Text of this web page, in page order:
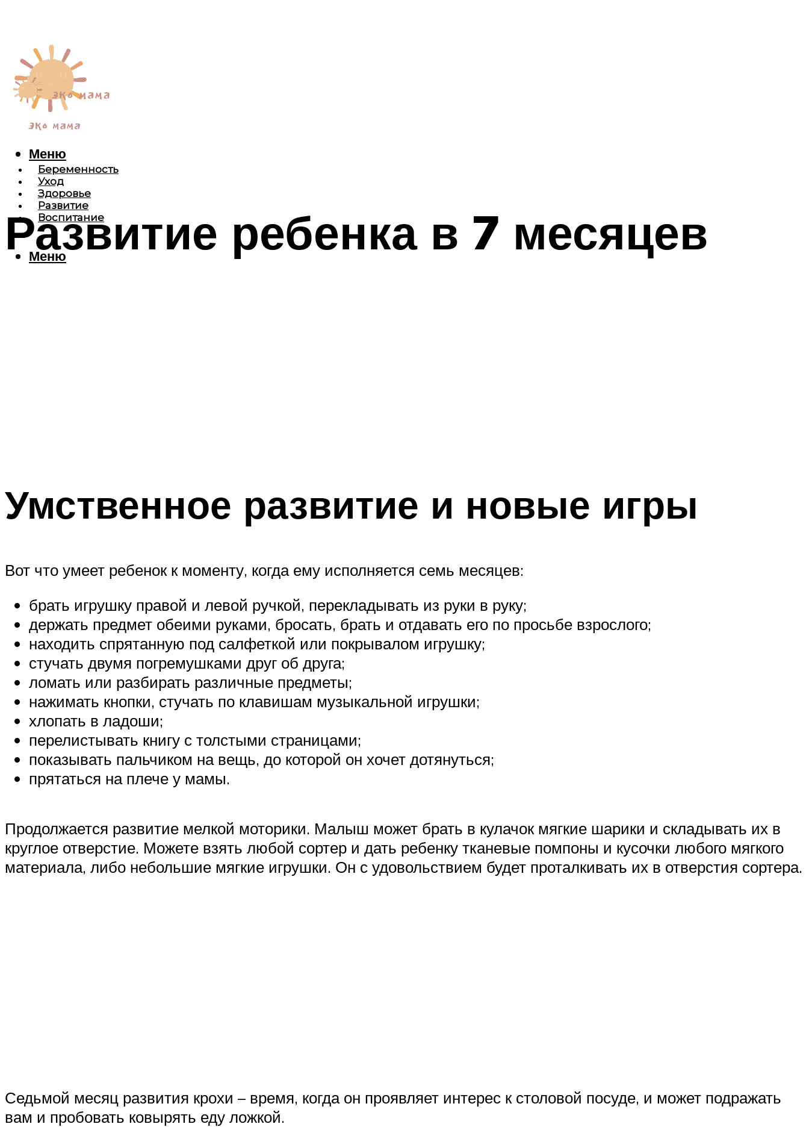
Беременность
Уход
Здоровье
Развитие
Воспитание
Меню
Меню
Развитие ребенка в 7 месяцев
Умственное развитие и новые игры
Вот что умеет ребенок к моменту, когда ему исполняется семь месяцев:
брать игрушку правой и левой ручкой, перекладывать из руки в руку;
держать предмет обеими руками, бросать, брать и отдавать его по просьбе взрослого;
находить спрятанную под салфеткой или покрывалом игрушку;
стучать двумя погремушками друг об друга;
ломать или разбирать различные предметы;
нажимать кнопки, стучать по клавишам музыкальной игрушки;
хлопать в ладоши;
перелистывать книгу с толстыми страницами;
показывать пальчиком на вещь, до которой он хочет дотянуться;
прятаться на плече у мамы.
Продолжается развитие мелкой моторики. Малыш может брать в кулачок мягкие шарики и складывать их в
круглое отверстие. Можете взять любой сортер и дать ребенку тканевые помпоны и кусочки любого мягкого
материала, либо небольшие мягкие игрушки. Он с удовольствием будет проталкивать их в отверстия сортера.
Седьмой месяц развития крохи – время, когда он проявляет интерес к столовой посуде, и может подражать
вам и пробовать ковырять еду ложкой.